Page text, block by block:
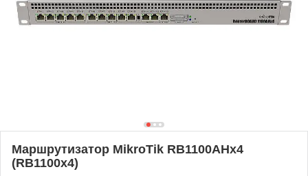
Маршрутизатор MikroTik RB1100AHx4
(RB1100x4)